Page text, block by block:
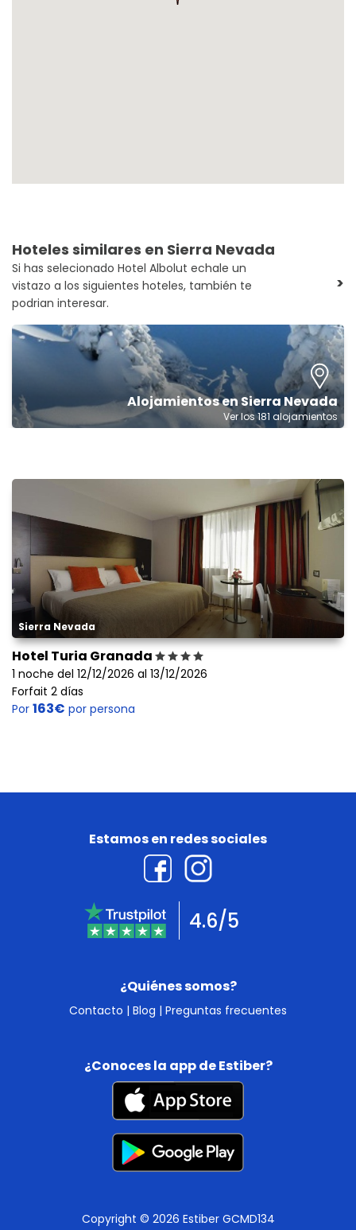
Hoteles similares en Sierra Nevada
Si has selecionado Hotel Albolut echale un
vistazo a los siguientes hoteles, también te
podrian interesar.
>
Alojamientos en Sierra Nevada
Ver los 181 alojamientos
Sierra Nevada
Hotel Turia Granada
1 noche del 12/12/2026 al 13/12/2026
Forfait 2 días
Por 163€ por persona
¿Quiénes somos?
Contacto | Blog | Preguntas frecuentes
Estamos en redes sociales
4.6/5
¿Conoces la app de Estiber?
Copyright © 2026 Estiber GCMD134